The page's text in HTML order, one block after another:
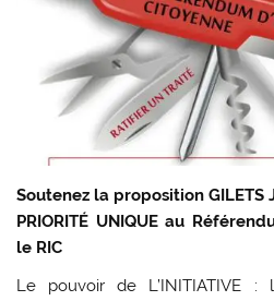
Soutenez la proposition GILETS
PRIORITÉ UNIQUE au
le RIC
Le pouvoir de L’INITIATIVE :